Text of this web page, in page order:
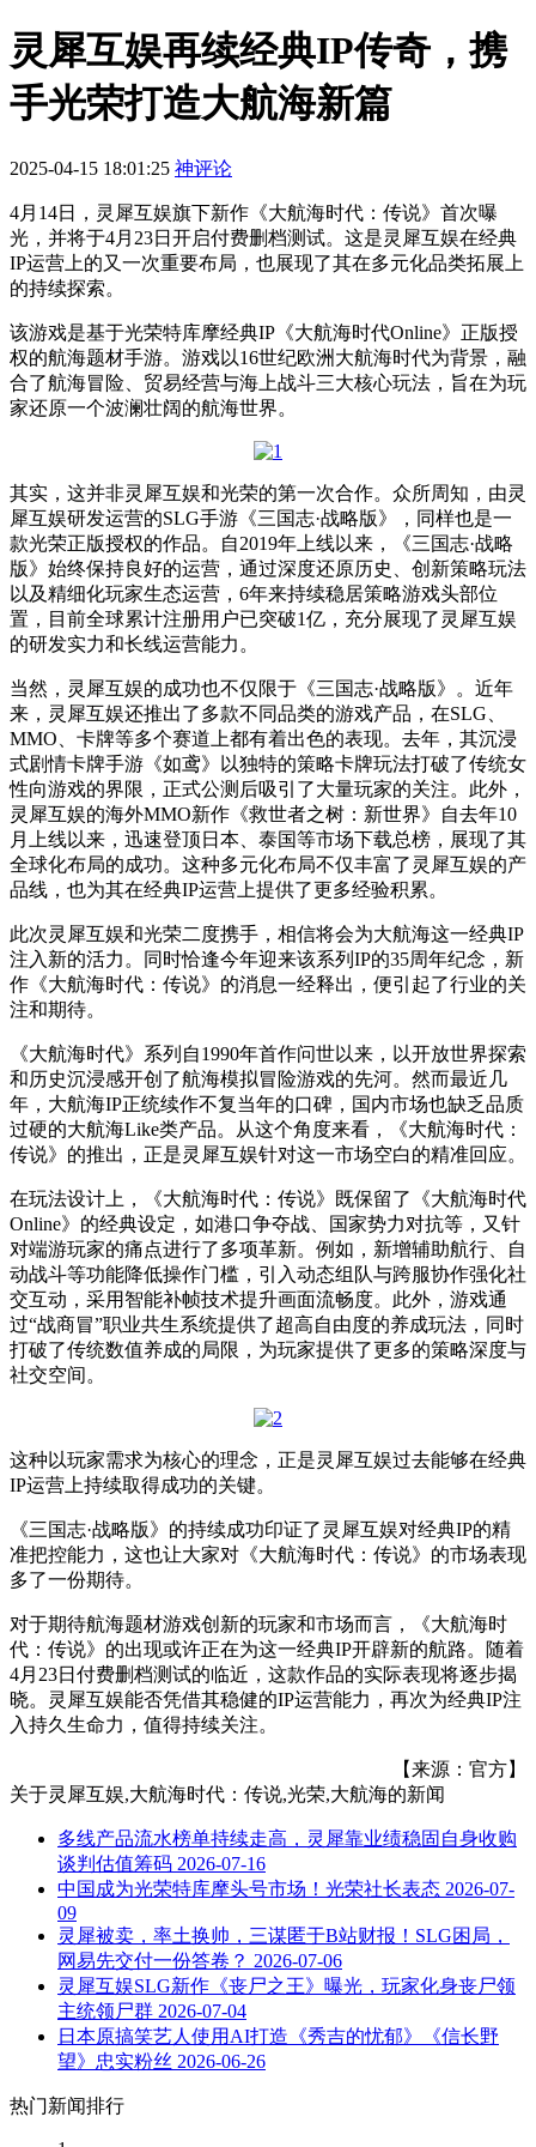
灵犀互娱再续经典IP传奇，携
手光荣打造大航海新篇
2025-04-15 18:01:25 神评论
4月14日，灵犀互娱旗下新作《大航海时代：传说》首次曝
光，并将于4月23日开启付费删档测试。这是灵犀互娱在经典
IP运营上的又一次重要布局，也展现了其在多元化品类拓展上
的持续探索。
该游戏是基于光荣特库摩经典IP《大航海时代Online》正版授
权的航海题材手游。游戏以16世纪欧洲大航海时代为背景，融
合了航海冒险、贸易经营与海上战斗三大核心玩法，旨在为玩
家还原一个波澜壮阔的航海世界。
其实，这并非灵犀互娱和光荣的第一次合作。众所周知，由灵
犀互娱研发运营的SLG手游《三国志·战略版》，同样也是一
款光荣正版授权的作品。自2019年上线以来，《三国志·战略
版》始终保持良好的运营，通过深度还原历史、创新策略玩法
以及精细化玩家生态运营，6年来持续稳居策略游戏头部位
置，目前全球累计注册用户已突破1亿，充分展现了灵犀互娱
的研发实力和长线运营能力。
当然，灵犀互娱的成功也不仅限于《三国志·战略版》。近年
来，灵犀互娱还推出了多款不同品类的游戏产品，在SLG、
MMO、卡牌等多个赛道上都有着出色的表现。去年，其沉浸
式剧情卡牌手游《如鸢》以独特的策略卡牌玩法打破了传统女
性向游戏的界限，正式公测后吸引了大量玩家的关注。此外，
灵犀互娱的海外MMO新作《救世者之树：新世界》自去年10
月上线以来，迅速登顶日本、泰国等市场下载总榜，展现了其
全球化布局的成功。这种多元化布局不仅丰富了灵犀互娱的产
品线，也为其在经典IP运营上提供了更多经验积累。
此次灵犀互娱和光荣二度携手，相信将会为大航海这一经典IP
注入新的活力。同时恰逢今年迎来该系列IP的35周年纪念，新
作《大航海时代：传说》的消息一经释出，便引起了行业的关
注和期待。
《大航海时代》系列自1990年首作问世以来，以开放世界探索
和历史沉浸感开创了航海模拟冒险游戏的先河。然而最近几
年，大航海IP正统续作不复当年的口碑，国内市场也缺乏品质
过硬的大航海Like类产品。从这个角度来看，《大航海时代：
传说》的推出，正是灵犀互娱针对这一市场空白的精准回应。
在玩法设计上，《大航海时代：传说》既保留了《大航海时代
Online》的经典设定，如港口争夺战、国家势力对抗等，又针
对端游玩家的痛点进行了多项革新。例如，新增辅助航行、自
动战斗等功能降低操作门槛，引入动态组队与跨服协作强化社
交互动，采用智能补帧技术提升画面流畅度。此外，游戏通
过“战商冒”职业共生系统提供了超高自由度的养成玩法，同时
打破了传统数值养成的局限，为玩家提供了更多的策略深度与
社交空间。
这种以玩家需求为核心的理念，正是灵犀互娱过去能够在经典
IP运营上持续取得成功的关键。
《三国志·战略版》的持续成功印证了灵犀互娱对经典IP的精
准把控能力，这也让大家对《大航海时代：传说》的市场表现
多了一份期待。
对于期待航海题材游戏创新的玩家和市场而言，《大航海时
代：传说》的出现或许正在为这一经典IP开辟新的航路。随着
4月23日付费删档测试的临近，这款作品的实际表现将逐步揭
晓。灵犀互娱能否凭借其稳健的IP运营能力，再次为经典IP注
入持久生命力，值得持续关注。
【来源：官方】
关于灵犀互娱,大航海时代：传说,光荣,大航海的新闻
多线产品流水榜单持续走高，灵犀靠业绩稳固自身收购
谈判估值筹码 2026-07-16
中国成为光荣特库摩头号市场！光荣社长表态 2026-07-
09
灵犀被卖，率土换帅，三谋匿于B站财报！SLG困局，
网易先交付一份答卷？ 2026-07-06
灵犀互娱SLG新作《丧尸之王》曝光，玩家化身丧尸领
主统领尸群 2026-07-04
日本原搞笑艺人使用AI打造《秀吉的忧郁》《信长野
望》忠实粉丝 2026-06-26
热门新闻排行